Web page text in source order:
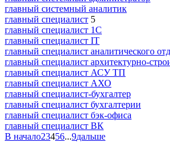
главный системный аналитик
главный специалист 5
главный специалист 1С
главный специалист IT
главный специалист аналитического
главный специалист архитектурно-
главный специалист АСУ ТП
главный специалист АХО
главный специалист-бухгалтер
главный специалист бухгалтерии
главный специалист бэк-офиса
главный специалист ВК
В начало23456...9дальше